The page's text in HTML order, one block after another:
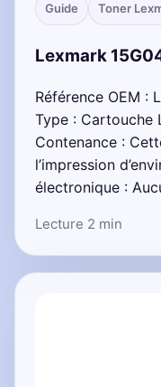
Guide Toner
Lexmark
Référence OEM :
Type : Cartouche
Contenance :
l’impression
électronique :
Lecture 2 min